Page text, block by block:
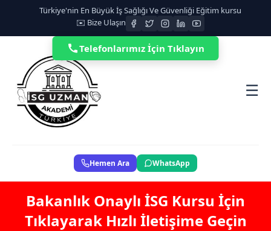
Türkiye'nin En Büyük İş Sağlığı Ve Güvenliği Eğitim kursu
✉️ Bize Ulaşın
☰
Hemen Ara WhatsApp
Bakanlık Onaylı İSG Kursu İçin
Tıklayarak Hızlı İletişime Geçin
Telefonlarımız İçin Tıklayın